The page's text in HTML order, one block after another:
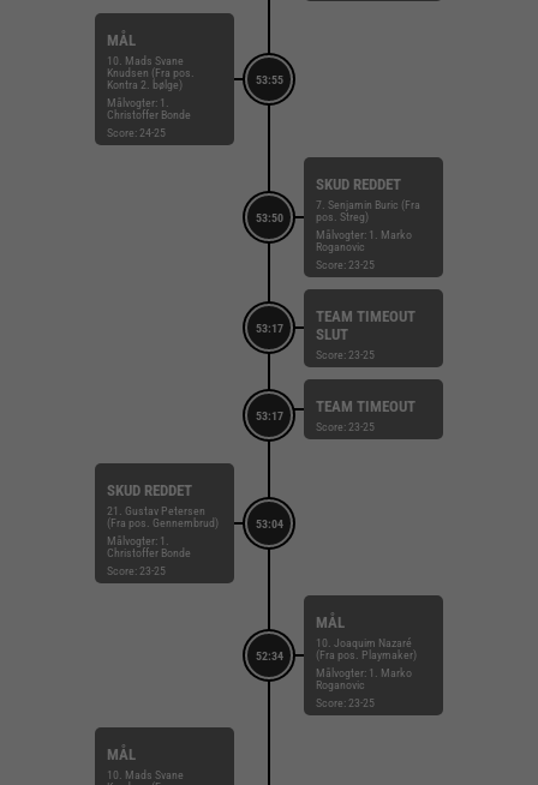
53:55
MÅL
10. Mads Svane
Knudsen (Fra pos.
Kontra 2. bølge)
Målvogter: 1.
Christoffer Bonde
Score: 24-25
53:50
SKUD REDDET
7. Senjamin Buric (Fra
pos. Streg)
Målvogter: 1. Marko
Roganovic
Score: 23-25
53:17
TEAM TIMEOUT
SLUT
Score: 23-25
53:17
TEAM TIMEOUT
Score: 23-25
53:04
SKUD REDDET
21. Gustav Petersen
(Fra pos. Gennembrud)
Målvogter: 1.
Christoffer Bonde
Score: 23-25
52:34
MÅL
10. Joaquim Nazaré
(Fra pos. Playmaker)
Målvogter: 1. Marko
Roganovic
Score: 23-25
MÅL
10. Mads Svane